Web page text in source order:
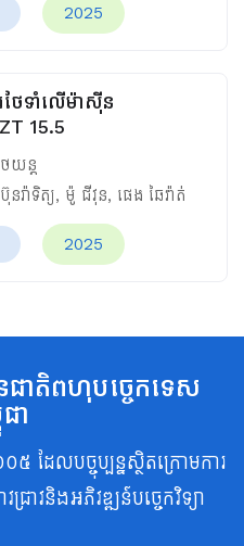
2025
ែទាំលើម៉ាស៊ីន
15.5
យន្ត
នរ៉ាទិត្យ, ម៉ូ ជីវុន, ផេង ឆៃវ៉ាត់
2025
ជាតិពហុបច្ចេកទេស
ា
៥ ដែលបច្ចុប្បន្នស្ថិតក្រោមការ
ាវនិងអភិវឌ្ឍន៍បច្ចេកវិទ្យា